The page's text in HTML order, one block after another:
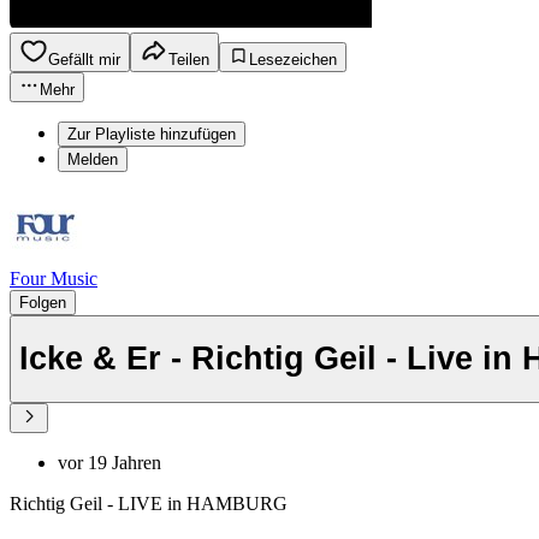
Gefällt mir Teilen
Lesezeichen
Mehr
Zur Playliste hinzufügen
Melden
Four Music
Folgen
Icke & Er - Richtig Geil - Live in
vor 19 Jahren
Richtig Geil - LIVE in HAMBURG